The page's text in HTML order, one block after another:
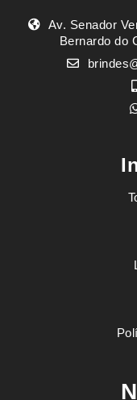
Av. Senador
Bernardo do